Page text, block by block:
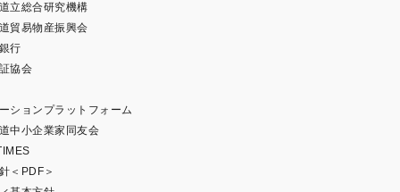
立総合研究機構
貿易物産振興会
行
協会
ションプラットフォーム
中小企業家同友会
＜PDF＞